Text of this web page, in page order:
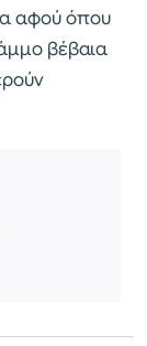
αφού όπου
βέβαια